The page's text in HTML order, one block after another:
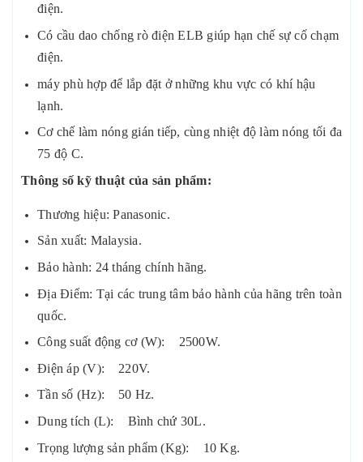
điện.
Có cầu dao chống rò điện ELB giúp hạn chế sự cố chạm
điện.
máy phù hợp để lắp đặt ở những khu vực có khí hậu
lạnh.
Cơ chế làm nóng gián tiếp, cùng nhiệt độ làm nóng tối đa
75 độ C.
Thông số kỹ thuật của sản phẩm:
Thương hiệu: Panasonic.
Sản xuất: Malaysia.
Bảo hành: 24 tháng chính hãng.
Địa Điểm: Tại các trung tâm bảo hành của hãng trên toàn
quốc.
Công suất động cơ (W): 2500W.
Điện áp (V): 220V.
Tần số (Hz): 50 Hz.
Dung tích (L): Bình chứ 30L.
Trọng lượng sản phẩm (Kg): 10 Kg.